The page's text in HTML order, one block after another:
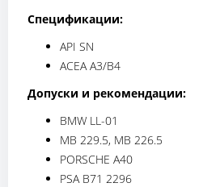
Спецификации:
API SN
ACEA А3/B4
Допуски и рекомендации:
BMW LL-01
MB 229.5, MB 226.5
PORSCHE А40
PSA B71 2296